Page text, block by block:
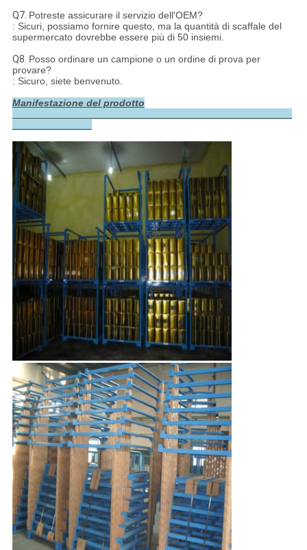
Q7. Potreste assicurare il servizio dell'OEM?
: Sicuri, possiamo fornire questo, ma la quantità di scaffale del
supermercato dovrebbe essere più di 50 insiemi.
Q8. Posso ordinare un campione o un ordine di prova per
provare?
: Sicuro, siete benvenuto.
Manifestazione del prodotto